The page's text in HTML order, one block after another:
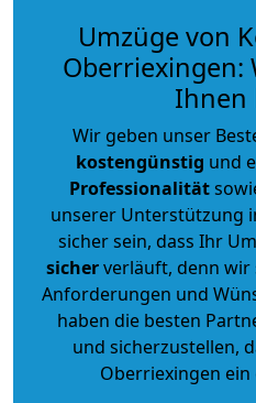
Umzüge von
Oberriexingen:
Ihnen
Wir geben unser
kostengünstig und
Professionalität
unserer Unterstützung
sicher sein, dass Ihr
sicherverläuft, denn wir
Anforderungen und
haben die besten
und sicherzustellen,
Oberriexingen